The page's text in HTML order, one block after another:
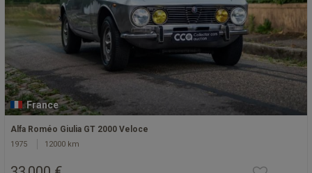
France
Alfa Roméo Giulia GT 2000 Veloce
1975 12000 km